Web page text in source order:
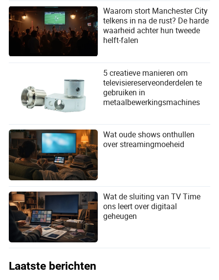
Waarom stort Manchester City
telkens in na de rust? De harde
waarheid achter hun tweede
helft-falen
5 creatieve manieren om
televisiereserveonderdelen te
gebruiken in
metaalbewerkingsmachines
Wat oude shows onthullen
over streamingmoeheid
Wat de sluiting van TV Time
ons leert over digitaal
geheugen
Laatste berichten